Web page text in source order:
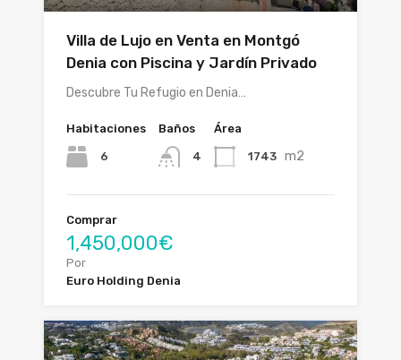
Villa de Lujo en Venta en Montgó
Denia con Piscina y Jardín Privado
Descubre Tu Refugio en Denia…
Habitaciones
6
Baños
4
Área
1743 m2
Comprar
1,450,000€
Por
Euro Holding Denia